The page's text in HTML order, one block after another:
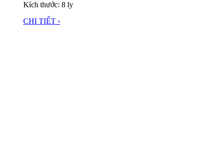
Kích thước: 8 ly
CHI TIẾT ›